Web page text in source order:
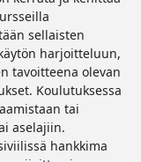
sellaisten
harjoitteluun,
tavoitteena olevan
Koulutuksessa
tai
aselajiin.
hankkima